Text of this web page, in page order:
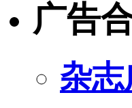
广告
杂志